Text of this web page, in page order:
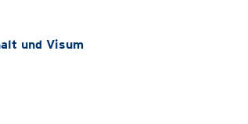
und Visum